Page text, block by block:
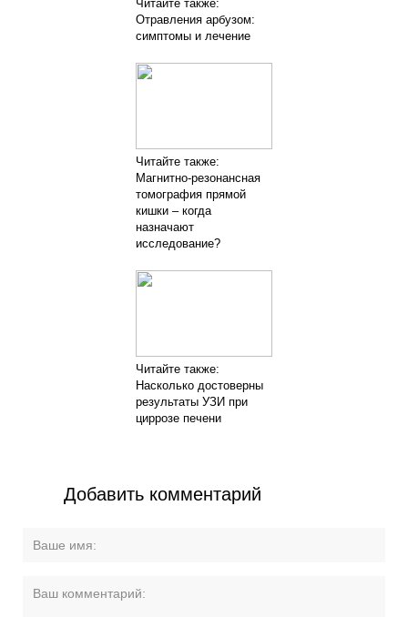
Читайте также:
Отравления арбузом:
симптомы и лечение
Читайте также:
Магнитно-резонансная
томография прямой
кишки – когда
назначают
исследование?
Читайте также:
Насколько достоверны
результаты УЗИ при
циррозе печени
Добавить комментарий